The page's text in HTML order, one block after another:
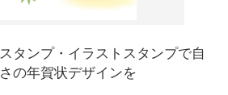
タンプ・イラストスタンプで自
の年賀状デザインを